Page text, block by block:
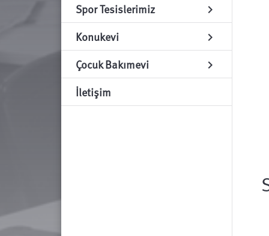
Spor Tesislerimiz chevron_right
Konukevi chevron_right
Çocuk Bakımevi chevron_right
İletişim